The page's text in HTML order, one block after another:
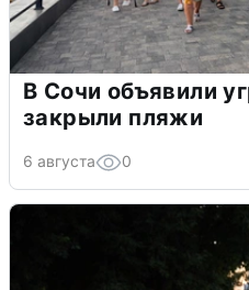
В Сочи объявили
закрыли пляжи
6 августа 0